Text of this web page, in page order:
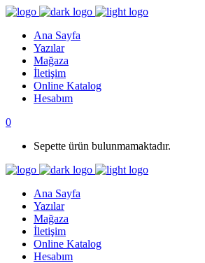
Ana Sayfa
Yazılar
Mağaza
İletişim
Online Katalog
Hesabım
0
Sepette ürün bulunmamaktadır.
Ana Sayfa
Yazılar
Mağaza
İletişim
Online Katalog
Hesabım